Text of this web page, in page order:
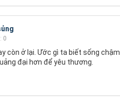
0
còn ở lại. Ước gì ta biết sống chậm
đại hơn để yêu thương.